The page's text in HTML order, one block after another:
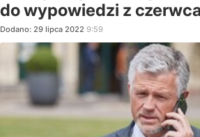
do wypowiedzi z
Dodano: 29 lipca 2022 9:59